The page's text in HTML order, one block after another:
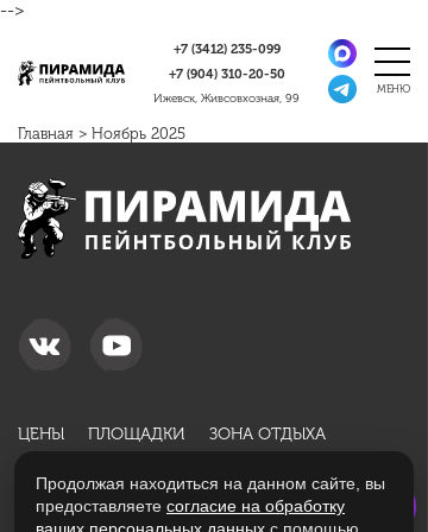
-->
Продолжая находиться на данном сайте, вы
предоставляете согласие на обработку
+7 (3412)235-099
+7 (904)310-20-50
Ижевск, Живсовхозная, 99
Главная > Ноябрь 2025
ЦЕНЫ ПЛОЩАДКИ
ЗОНА ОТДЫХА
ПОДАРОЧНЫЕ СЕРТИФИКАТЫ
КОНТАКТЫ